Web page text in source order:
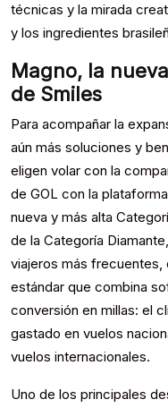
técnicas y la mirada
y los ingredientes
Magno, la
de Smiles
Para acompañar la
aún más soluciones y
eligen volar con la
de GOL con la
nueva y más alta
de la Categoría
viajeros más
estándar que combina
conversión en millas: el
gastado en vuelos
vuelos internacionales.
Uno de los principales